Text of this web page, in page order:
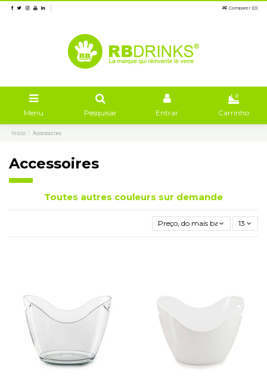
Comparer (0)
Menu Pesquisar Entrar
0
Carrinho
Início Accessoires
Accessoires
Toutes autres couleurs sur demande
Preço, do mais baixo ao mais
13